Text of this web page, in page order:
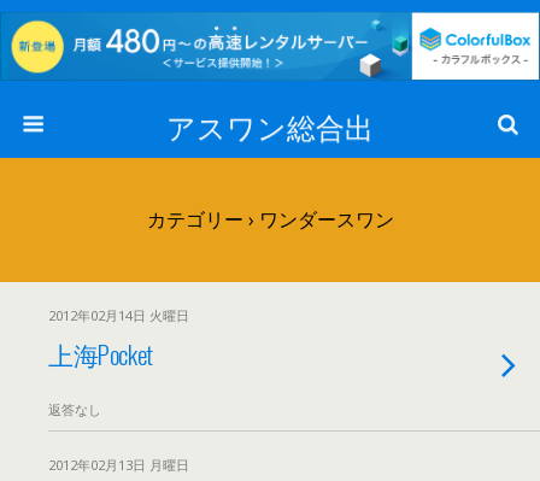
アスワン総合出
カテゴリー › ワンダースワン
2012年02月14日 火曜日
上海Pocket
返答なし
2012年02月13日 月曜日